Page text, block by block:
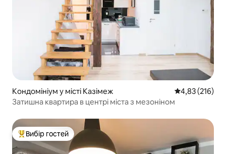
Кондомініум у місті Казімеж Середня
4,83 (216)
Затишна квартира в центрі міста з мезоніном
Топ вибір гостей
Вибір гостей